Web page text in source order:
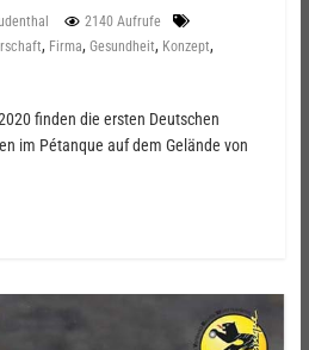
2140 Aufrufe
, Firma, Gesundheit, Konzept,
finden die ersten Deutschen
im Pétanque auf dem Gelände von